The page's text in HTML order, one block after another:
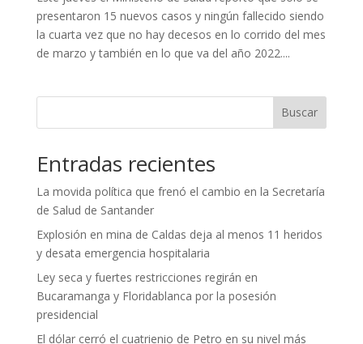
presentaron 15 nuevos casos y ningún fallecido siendo
la cuarta vez que no hay decesos en lo corrido del mes
de marzo y también en lo que va del año 2022....
Buscar
Entradas recientes
La movida política que frenó el cambio en la Secretaría
de Salud de Santander
Explosión en mina de Caldas deja al menos 11 heridos
y desata emergencia hospitalaria
Ley seca y fuertes restricciones regirán en
Bucaramanga y Floridablanca por la posesión
presidencial
El dólar cerró el cuatrienio de Petro en su nivel más